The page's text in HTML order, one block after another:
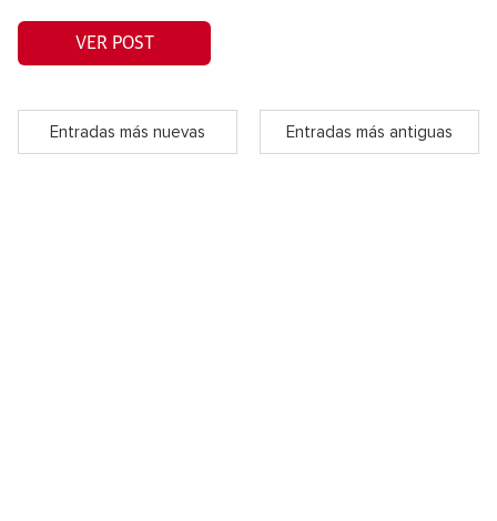
VER POST
Entradas más nuevas Entradas más antiguas